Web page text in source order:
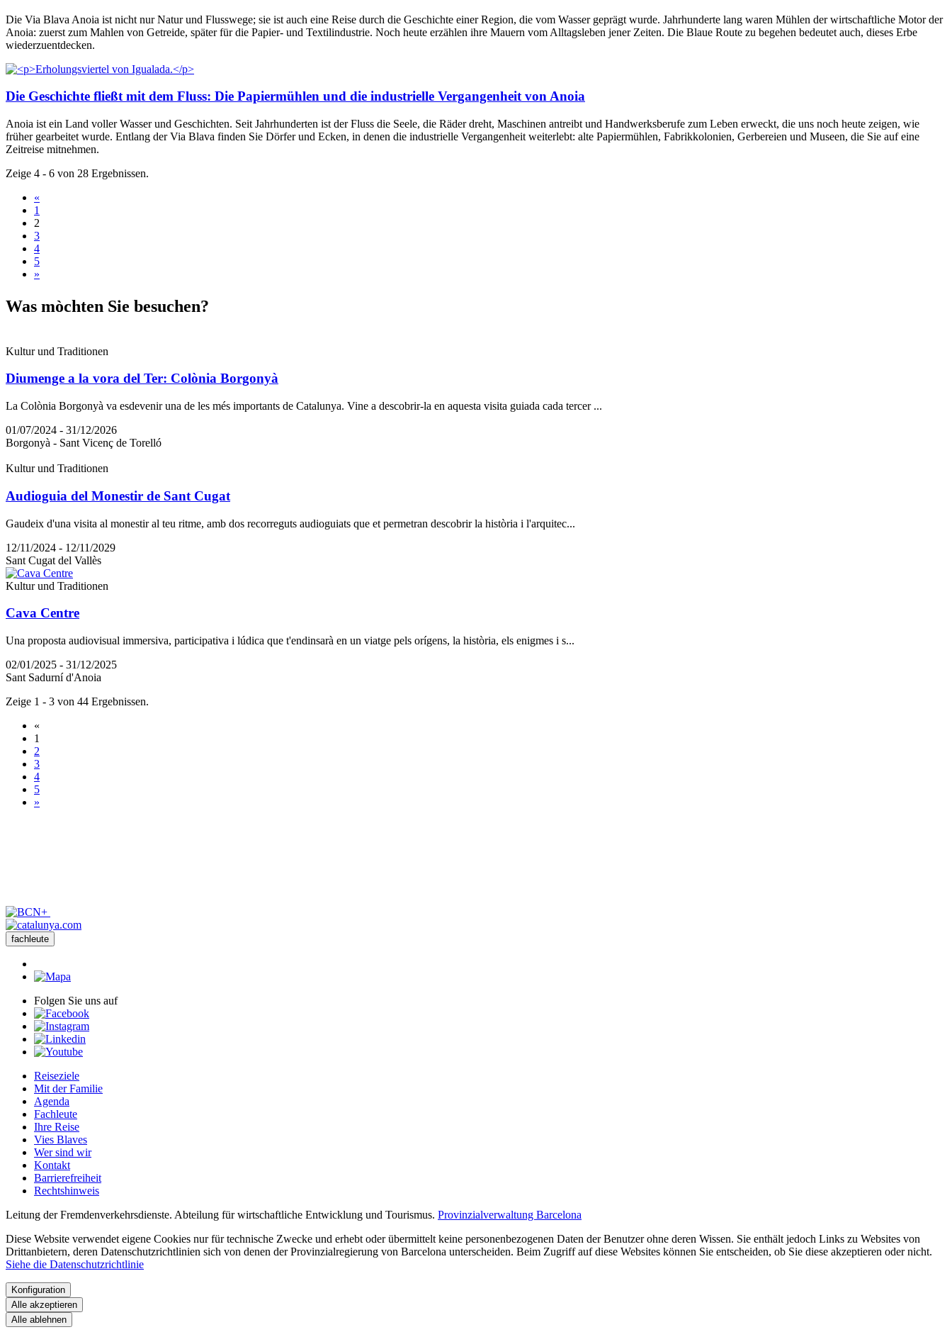
Die Via Blava Anoia ist nicht nur Natur und Flusswege; sie ist auch eine Reise durch die Geschichte einer Region, die vom Wasser geprägt wurde. Jahrhunderte lang waren Mühlen der wirtschaftliche Motor der
Anoia: zuerst zum Mahlen von Getreide, später für die Papier- und Textilindustrie. Noch heute erzählen ihre Mauern vom Alltagsleben jener Zeiten. Die Blaue Route zu begehen bedeutet auch, dieses Erbe
wiederzuentdecken.
Die Geschichte fließt mit dem Fluss: Die Papiermühlen und die industrielle Vergangenheit von Anoia
Anoia ist ein Land voller Wasser und Geschichten. Seit Jahrhunderten ist der Fluss die Seele, die Räder dreht, Maschinen antreibt und Handwerksberufe zum Leben erweckt, die uns noch heute zeigen, wie
früher gearbeitet wurde. Entlang der Via Blava finden Sie Dörfer und Ecken, in denen die industrielle Vergangenheit weiterlebt: alte Papiermühlen, Fabrikkolonien, Gerbereien und Museen, die Sie auf eine
Zeitreise mitnehmen.
Zeige 4 - 6 von 28 Ergebnissen.
«
1
2
3
4
5
»
Was mòchten Sie besuchen?
Kultur und Traditionen
Diumenge a la vora del Ter: Colònia Borgonyà
La Colònia Borgonyà va esdevenir una de les més importants de Catalunya. Vine a descobrir-la en aquesta visita guiada cada tercer ...
01/07/2024 - 31/12/2026
Borgonyà - Sant Vicenç de Torelló
Kultur und Traditionen
Audioguia del Monestir de Sant Cugat
Gaudeix d'una visita al monestir al teu ritme, amb dos recorreguts audioguiats que et permetran descobrir la història i l'arquitec...
12/11/2024 - 12/11/2029
Sant Cugat del Vallès
Kultur und Traditionen
Cava Centre
Una proposta audiovisual immersiva, participativa i lúdica que t'endinsarà en un viatge pels orígens, la història, els enigmes i s...
02/01/2025 - 31/12/2025
Sant Sadurní d'Anoia
Zeige 1 - 3 von 44 Ergebnissen.
«
1
2
3
4
5
»
fachleute
Folgen Sie uns auf
Reiseziele
Mit der Familie
Agenda
Fachleute
Ihre Reise
Vies Blaves
Wer sind wir
Kontakt
Barrierefreiheit
Rechtshinweis
Leitung der Fremdenverkehrsdienste. Abteilung für wirtschaftliche Entwicklung und Tourismus. Provinzialverwaltung Barcelona
Diese Website verwendet eigene Cookies nur für technische Zwecke und erhebt oder übermittelt keine personenbezogenen Daten der Benutzer ohne deren Wissen. Sie enthält jedoch Links zu Websites von
Drittanbietern, deren Datenschutzrichtlinien sich von denen der Provinzialregierung von Barcelona unterscheiden. Beim Zugriff auf diese Websites können Sie entscheiden, ob Sie diese akzeptieren oder nicht.
Siehe die Datenschutzrichtlinie
Konfiguration
Alle akzeptieren
Alle ablehnen